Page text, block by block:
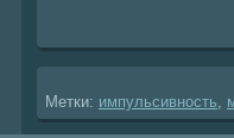
Метки: импульсивность